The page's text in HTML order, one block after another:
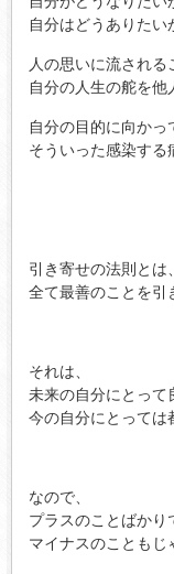
自分はどうありたい
人の思いに流される
自分の人生の舵を他
自分の目的に向かっ
そういった感染する
引き寄せの法則とは、
全て最善のことを引
それは、
未来の自分にとって
今の自分にとっては
なので、
プラスのことばかり
マイナスのこともじ